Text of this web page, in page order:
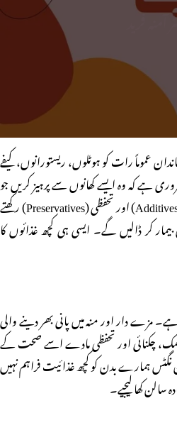
آمنہ فرید
عموماً رات کو ہوٹلوں، ریستورانوں، کیفے
ہے کہ وہ ایسے کھانوں سے پرہیز کریں جو
بہت زیادہ نمک، چینی، تیل، اضافی (Additives) اور تحفظی (Preservatives) رکھتے
کر ڈالیں گے۔ ایسی ہی کچھ غذائوں کا
مزے دار اور منہ میں پانی بھر دینے والی
چکنائی اور تحفظی مادے اسے صحت کے
نگٹس ہمارے بدن کو کچھ غذائیت فراہم نہیں
کھا لیجیے۔